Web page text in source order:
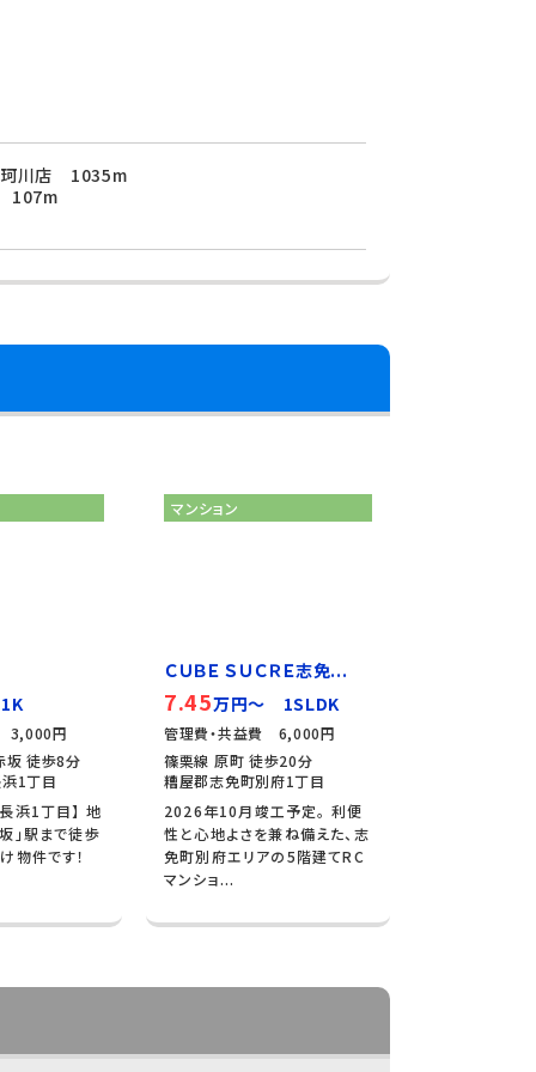
珂川店 1035m
107m
3,000円
坂 徒歩8分
1丁目
浜1丁目】 地
」駅まで徒歩
物件です！
マンション
ＣＵＢＥ ＳＵＣＲＥ志免...
7.45万円～ 1SLDK
管理費・共益費 6,000円
篠栗線 原町 徒歩20分
糟屋郡志免町別府1丁目
2026年10月竣工予定。 利便
性と心地よさを兼ね備えた、志
免町別府エリアの5階建てRC
マンショ...